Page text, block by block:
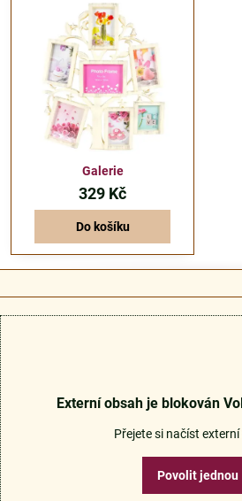
Galerie
329 Kč
Do košíku
Externí obsah je blokován
Přejete si načíst
Povolit jednou